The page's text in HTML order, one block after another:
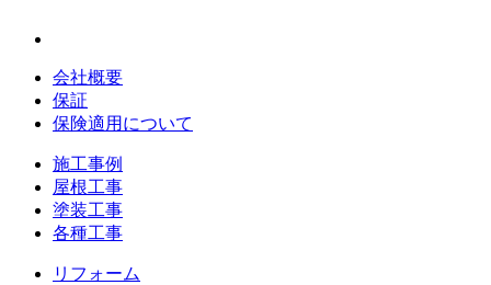
会社概要
保証
保険適用について
施工事例
屋根工事
塗装工事
各種工事
リフォーム